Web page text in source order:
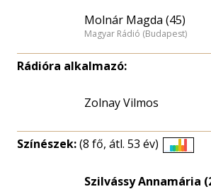
Molnár Magda (45)
Magyar Rádió (Budapest)
Rádióra alkalmazó:
Zolnay Vilmos
Színészek:(8 fő, átl. 53 év)
Szilvássy Annamária